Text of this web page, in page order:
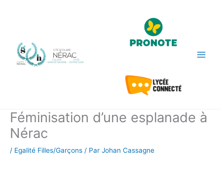
Féminisation d’une esplanade à
Nérac
/ Egalité Filles/Garçons / Par Johan Cassagne